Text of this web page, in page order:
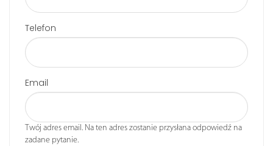
Telefon
Email
Twój adres email. Na ten adres zostanie przysłana odpowiedź na
zadane pytanie.